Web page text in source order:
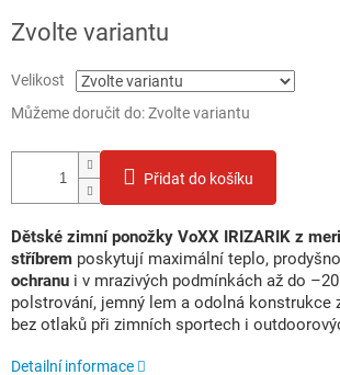
cena:
Zvolte variantu
Velikost
Můžeme doručit do:Zvolte variantu
Přidat do košíku
Dětské zimní ponožky VoXX IRIZARIK z
stříbrem poskytují maximální teplo,
ochranu i v mrazivých podmínkách až do
polstrování, jemný lem a odolná konstrukce
bez otlaků při zimních sportech i
Detailní informace